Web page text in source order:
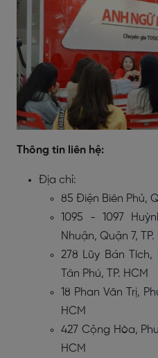
Thông tin liên hệ:
Địa chỉ:
85 Điện Biên Phủ,
1095 - 1097
Nhuận, Quận 7, TP.
278 Lũy Bán
Tân Phú, TP. HCM
18 Phan Văn Trị,
HCM
427 Cộng Hòa,
HCM